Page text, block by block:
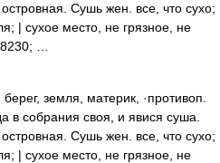
Сушь жен. все, что сухо;
| сухое место, не грязное, не
…
земля, материк, ·противоп.
в собрания своя, и явися суша.
Сушь жен. все, что сухо;
| сухое место, не грязное, не